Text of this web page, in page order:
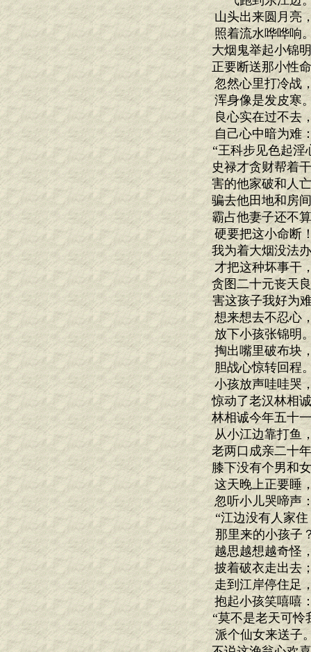
山头出来圆月亮
照着流水哗哗响
大烟鬼举起小锦
正要断送那小性
忽然心里打冷战
浑身像是发皮寒
良心实在过不去
自己心中暗为难
“王科步见色起淫
史禄才贪财帮着
害的他家破和人
骗去他田地和房
霸占他妻子还不
硬要把这小命断
我为着大烟没法
才把这种坏事干
贪图二十元丧天
害这孩子我好为
想来想去不忍心
放下小孩张锦明
掏出嘴里破布块
胆战心惊转回程
小孩放声哇哇哭
惊动了老汉林相
林相诚今年五十
从小江边靠打鱼
老两口成亲二十
膝下没有个男和
这天晚上正要睡
忽听小儿哭啼声
“江边没有人家住
那里来的小孩子
越思越想越奇怪
披着破衣走出去
走到江岸停住足
抱起小孩笑嘻嘻
“莫不是老天可怜
派个仙女来送子